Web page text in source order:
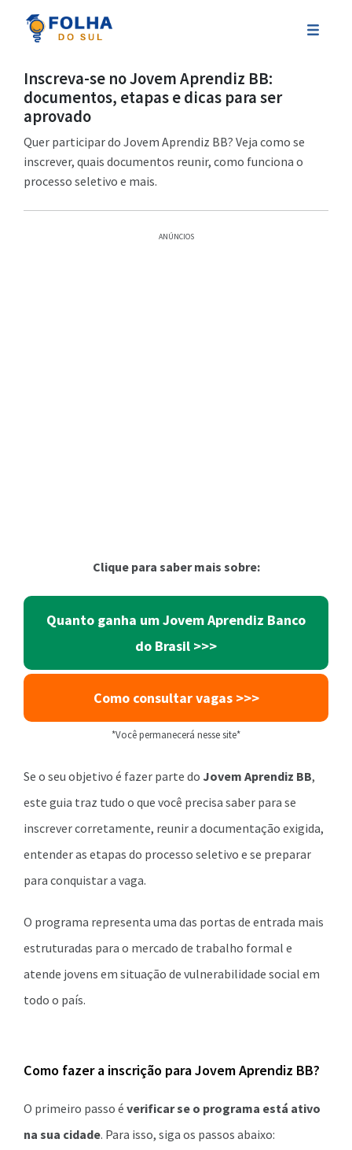
Inscreva-se no Jovem Aprendiz BB:
documentos, etapas e dicas para ser
aprovado
Quer participar do Jovem Aprendiz BB? Veja como se
inscrever, quais documentos reunir, como funciona o
processo seletivo e mais.
ANÚNCIOS
Clique para saber mais sobre:
Quanto ganha um Jovem Aprendiz Banco
do Brasil >>>
Como consultar vagas >>>
*Você permanecerá nesse site*
Se o seu objetivo é fazer parte do Jovem Aprendiz BB,
este guia traz tudo o que você precisa saber para se
inscrever corretamente, reunir a documentação exigida,
entender as etapas do processo seletivo e se preparar
para conquistar a vaga.
O programa representa uma das portas de entrada mais
estruturadas para o mercado de trabalho formal e
atende jovens em situação de vulnerabilidade social em
todo o país.
Como fazer a inscrição para Jovem Aprendiz BB?
O primeiro passo é verificar se o programa está ativo
na sua cidade. Para isso, siga os passos abaixo: